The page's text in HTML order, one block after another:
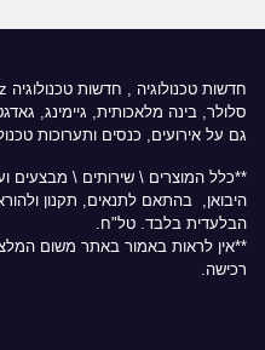
חדשות טכנולוגיה חדשות טכנולוגיה Techz
סלולר, בינה מלאכותית, גיימינג,
גם על אירועים, כנסים ותערוכות
**כלל המוצרים \ שירותים \ מבצעים
היבואן, בהתאם לתנאים, תקנון
הבלעדית בלבד. טל"ח.
**אין לראות באמור באתר משום
רכישה.